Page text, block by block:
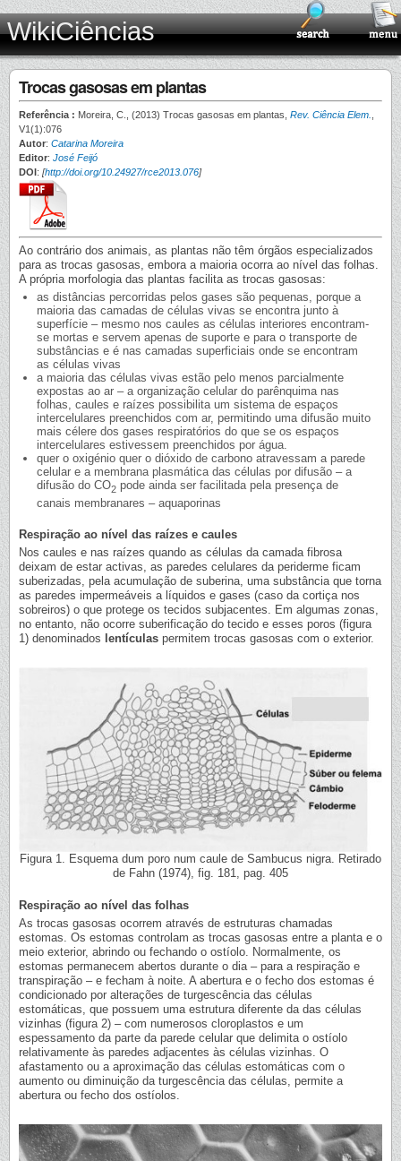
WikiCiências
Trocas gasosas em plantas
Referência : Moreira, C., (2013) Trocas gasosas em plantas, Rev. Ciência Elem.
V1(1):076
Autor: Catarina Moreira
Editor: José Feijó
DOI: [http://doi.org/10.24927/rce2013.076]
Ao contrário dos animais, as plantas não têm órgãos especializados
para as trocas gasosas, embora a maioria ocorra ao nível das folhas.
A própria morfologia das plantas facilita as trocas gasosas:
as distâncias percorridas pelos gases são pequenas, porque a
maioria das camadas de células vivas se encontra junto à
superfície – mesmo nos caules as células interiores encontram-
se mortas e servem apenas de suporte e para o transporte de
substâncias e é nas camadas superficiais onde se encontram
as células vivas
a maioria das células vivas estão pelo menos parcialmente
expostas ao ar – a organização celular do parênquima nas
folhas, caules e raízes possibilita um sistema de espaços
intercelulares preenchidos com ar, permitindo uma difusão muito
mais célere dos gases respiratórios do que se os espaços
intercelulares estivessem preenchidos por água.
quer o oxigénio quer o dióxido de carbono atravessam a parede
celular e a membrana plasmática das células por difusão – a
difusão do CO2 pode ainda ser facilitada pela presença de
canais membranares – aquaporinas
Respiração ao nível das raízes e caules
Nos caules e nas raízes quando as células da camada fibrosa
deixam de estar activas, as paredes celulares da periderme ficam
suberizadas, pela acumulação de suberina, uma substância que torna
as paredes impermeáveis a líquidos e gases (caso da cortiça nos
sobreiros) o que protege os tecidos subjacentes. Em algumas zonas,
no entanto, não ocorre suberificação do tecido e esses poros (figura
1) denominados lentículas permitem trocas gasosas com o exterior.
Figura 1. Esquema dum poro num caule de Sambucus nigra. Retirado
de Fahn (1974), fig. 181, pag. 405
Respiração ao nível das folhas
As trocas gasosas ocorrem através de estruturas chamadas
estomas. Os estomas controlam as trocas gasosas entre a planta e o
meio exterior, abrindo ou fechando o ostíolo. Normalmente, os
estomas permanecem abertos durante o dia – para a respiração e
transpiração – e fecham à noite. A abertura e o fecho dos estomas é
condicionado por alterações de turgescência das células
estomáticas, que possuem uma estrutura diferente da das células
vizinhas (figura 2) – com numerosos cloroplastos e um
espessamento da parte da parede celular que delimita o ostíolo
relativamente às paredes adjacentes às células vizinhas. O
afastamento ou a aproximação das células estomáticas com o
aumento ou diminuição da turgescência das células, permite a
abertura ou fecho dos ostíolos.